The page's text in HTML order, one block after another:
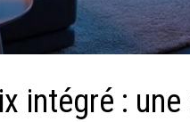
intégré :